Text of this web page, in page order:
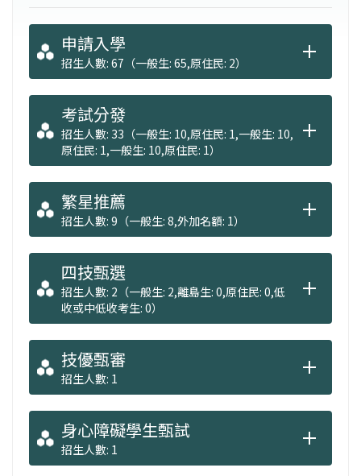
發展特色為材料科技、化工科技及生化科技
等，以跨領域學程培養專業進階人才。
申請入學
招生人數: 67（一般生: 65,原住民: 2）
考試分發
招生人數: 33（一般生: 10,原住民: 1,一般生: 10,
原住民: 1,一般生: 10,原住民: 1）
繁星推薦
招生人數: 9（一般生: 8,外加名額: 1）
四技甄選
招生人數: 2（一般生: 2,離島生: 0,原住民: 0,低
收或中低收考生: 0）
技優甄審
招生人數: 1
身心障礙學生甄試
招生人數: 1